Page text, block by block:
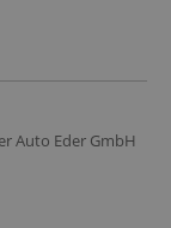
Auto Eder GmbH